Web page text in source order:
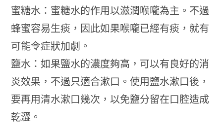
蜜糖水：蜜糖水的作用以滋潤喉嚨為主。不過
蜂蜜容易生痰，因此如果喉嚨已經有痰，就有
可能令症狀加劇。
鹽水：如果鹽水的濃度夠高，可以有良好的消
炎效果，不過只適合漱口。使用鹽水漱口後，
要再用清水漱口幾次，以免鹽分留在口腔造成
乾澀。